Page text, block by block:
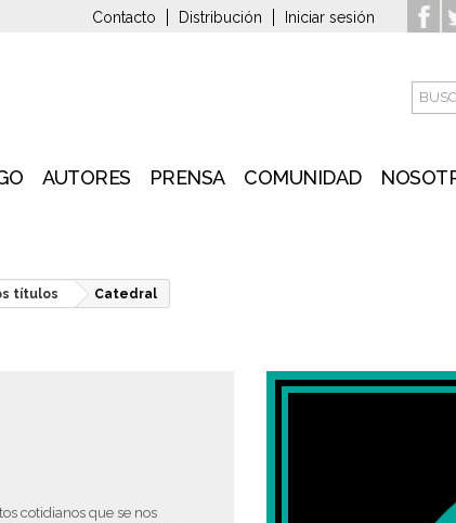
Contacto Distribución Iniciar sesión
AUTORES PRENSA COMUNIDAD
títulos Catedral
cotidianos que se nos